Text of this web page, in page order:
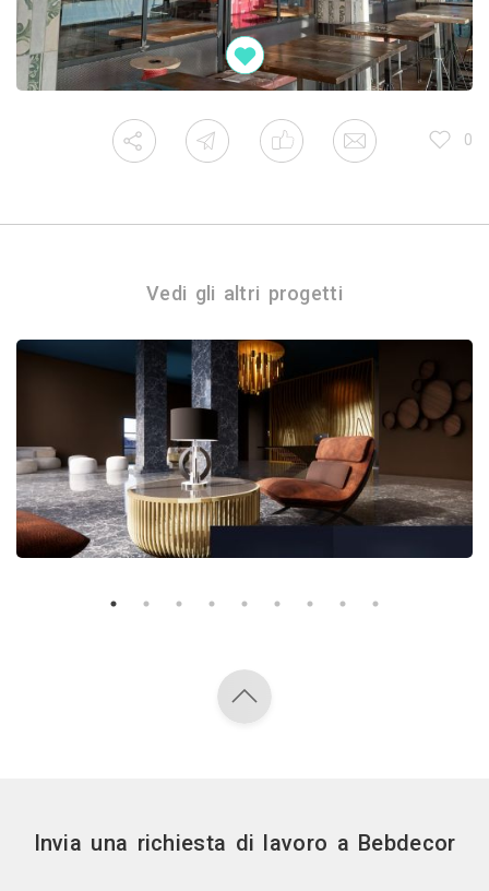
0
Vedi gli altri progetti
Invia una richiesta di lavoro a Bebdecor